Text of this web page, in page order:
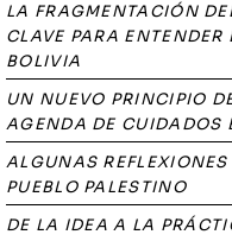
LA FRAGMENTACIÓN
CLAVE PARA ENTENDER
BOLIVIA
UN NUEVO PRINCIPIO
AGENDA DE CUIDADOS
ALGUNAS
PUEBLO PALESTINO
DE LA IDEA A LA